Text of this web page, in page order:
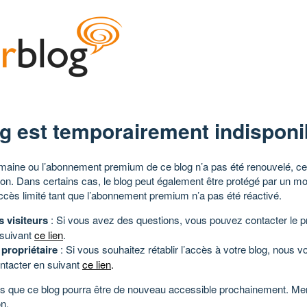
est temporairement
ou l’abonnement premium de ce blog n’a pas été renouvelé,
Dans certains cas, le blog peut également être protégé par un
limité tant que l’abonnement premium n’a pas été réactivé.
visiteurs : Si vous avez des questions, vous pouvez contacter le
ce lien.
: Si vous souhaitez rétablir l’accès à votre blog, nous
en suivantce lien.
que ce blog pourra être de nouveau accessible prochainement.